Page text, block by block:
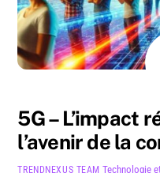
5G – L’impact
l’avenir de la
TRENDNEXUS TEAM Technologie